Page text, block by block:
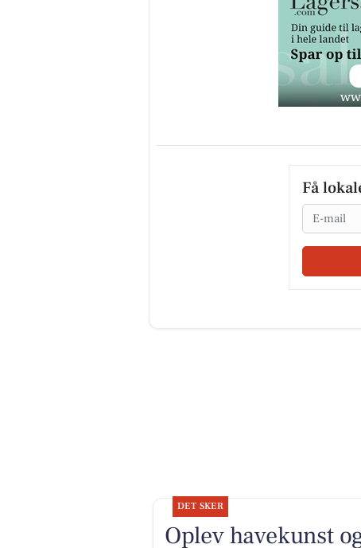
Få
Email
DET SKER
Oplev havekunst